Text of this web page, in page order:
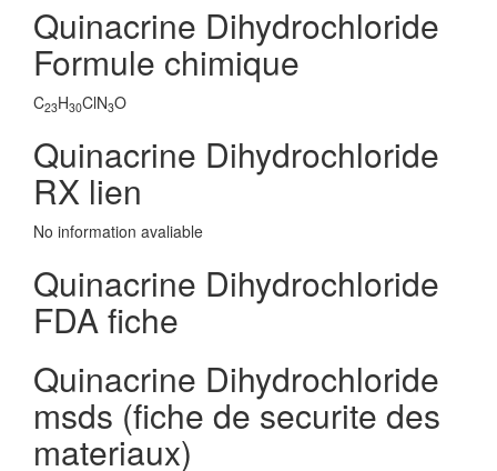
Quinacrine Dihydrochloride
Formule chimique
C23H30ClN3O
Quinacrine Dihydrochloride
RX lien
No information avaliable
Quinacrine Dihydrochloride
FDA fiche
Quinacrine Dihydrochloride
msds (fiche de securite des
materiaux)